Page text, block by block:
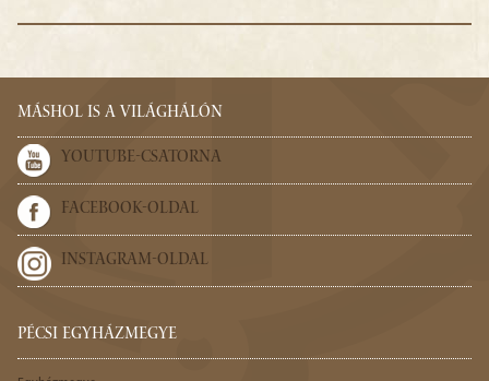
MÁSHOL IS A VILÁGHÁLÓN
YOUTUBE-CSATORNA
FACEBOOK-OLDAL
INSTAGRAM-OLDAL
PÉCSI EGYHÁZMEGYE